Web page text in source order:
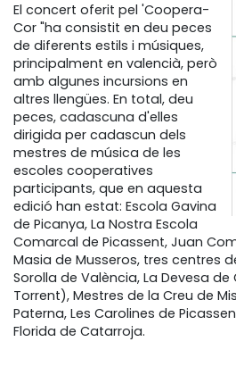
El concert oferit pel 'Coopera-
Cor "ha consistit en deu peces
de diferents estils i músiques,
principalment en valencià, però
amb algunes incursions en
altres llengües. En total, deu
peces, cadascuna d'elles
dirigida per cadascun dels
mestres de música de les
escoles cooperatives
participants, que en aquesta
edició han estat: Escola Gavina
de Picanya, La Nostra Escola
Comarcal de Picassent, Juan
Masia de Musseros, tres centres
Sorolla de València, La Devesa de
Torrent), Mestres de la Creu de
Paterna, Les Carolines de
Florida de Catarroja.